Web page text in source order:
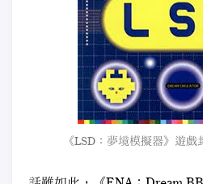
《LSD：夢境模擬器》遊